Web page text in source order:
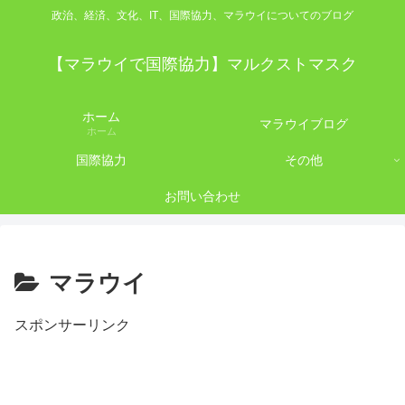
政治、経済、文化、IT、国際協力、マラウイについてのブログ
【マラウイで国際協力】マルクストマスク
ホーム
ホーム マラウイブログ
国際協力 その他
お問い合わせ
マラウイ
スポンサーリンク